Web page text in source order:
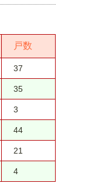
戸数
37
35
3
44
21
4